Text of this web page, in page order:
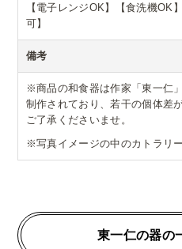
【電子レンジOK】【食洗機OK
可】
備考
※商品の和食器は作家「東一仁
制作されており、若干の個体差
ご了承くださいませ。
※写真イメージの中のカトラリ
東一仁の器の